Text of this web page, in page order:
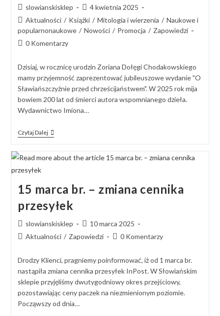
slowianskisklep
4 kwietnia 2025
Aktualności / Książki / Mitologia i wierzenia / Naukowe i
popularnonaukowe / Nowości / Promocja / Zapowiedzi
0 Komentarzy
Dzisiaj, w rocznicę urodzin Zoriana Dołęgi Chodakowskiego
mamy przyjemność zaprezentować jubileuszowe wydanie "O
Sławiańszczyźnie przed chrześcijaństwem". W 2025 rok mija
bowiem 200 lat od śmierci autora wspomnianego dzieła.
Wydawnictwo Imiona…
Czytaj Dalej
15 marca br. – zmiana cennika
przesyłek
slowianskisklep
10 marca 2025
Aktualności / Zapowiedzi 0 Komentarzy
Drodzy Klienci, pragniemy poinformować, iż od 1 marca br.
nastąpiła zmiana cennika przesyłek InPost. W Słowiańskim
sklepie przyjęliśmy dwutygodniowy okres przejściowy,
pozostawiając ceny paczek na niezmienionym poziomie.
Począwszy od dnia…